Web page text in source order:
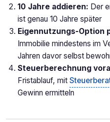
10 Jahre addieren: Der
ist genau 10 Jahre später
Eigennutzungs-Option
Immobilie mindestens im
Jahren davor selbst
Steuerberechnung
Fristablauf, mit
Gewinn ermitteln